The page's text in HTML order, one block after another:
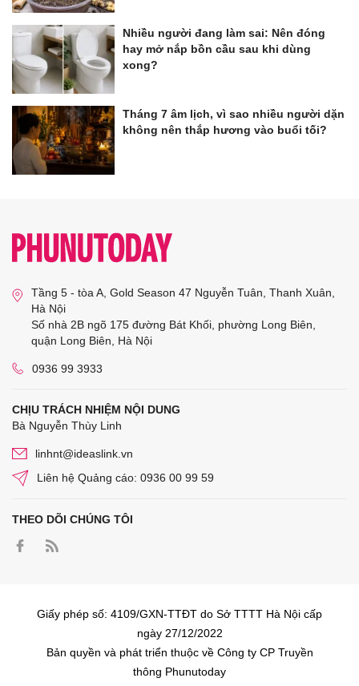
Nhiều người đang làm sai: Nên đóng
hay mở nắp bồn cầu sau khi dùng
xong?
Tháng 7 âm lịch, vì sao nhiều người dặn
không nên thắp hương vào buổi tối?
Tầng 5 - tòa A, Gold Season 47 Nguyễn Tuân, Thanh Xuân,
Hà Nội
Số nhà 2B ngõ 175 đường Bát Khối, phường Long Biên,
quận Long Biên, Hà Nội
0936 99 3933
CHỊU TRÁCH NHIỆM NỘI DUNG
Bà Nguyễn Thùy Linh
linhnt@ideaslink.vn
Liên hệ Quảng cáo: 0936 00 99 59
THEO DÕI CHÚNG TÔI
Giấy phép số: 4109/GXN-TTĐT do Sở TTTT Hà Nội cấp
ngày 27/12/2022
Bản quyền và phát triển thuộc về Công ty CP Truyền
thông Phunutoday